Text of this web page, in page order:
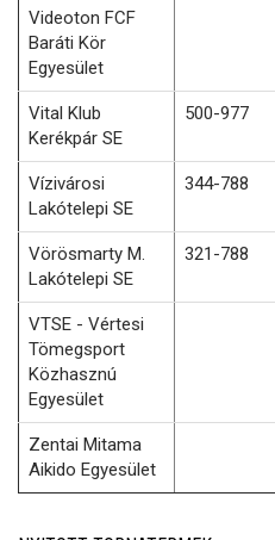
Videoton FCF
Baráti Kör
Egyesület
Vital Klub
Kerékpár SE
500-977
Vízivárosi
Lakótelepi SE
344-788
Vörösmarty M.
Lakótelepi SE
321-788
VTSE - Vértesi
Tömegsport
Közhasznú
Egyesület
Zentai Mitama
Aikido Egyesület